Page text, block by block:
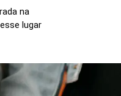
na
lugar